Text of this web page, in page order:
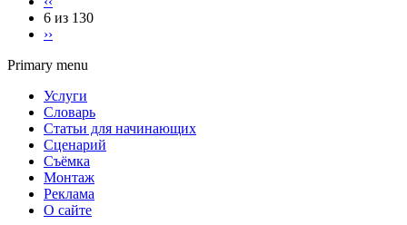
6 из 130
››
Primary menu
Услуги
Словарь
Статьи для начинающих
Сценарий
Съёмка
Монтаж
Реклама
О сайте